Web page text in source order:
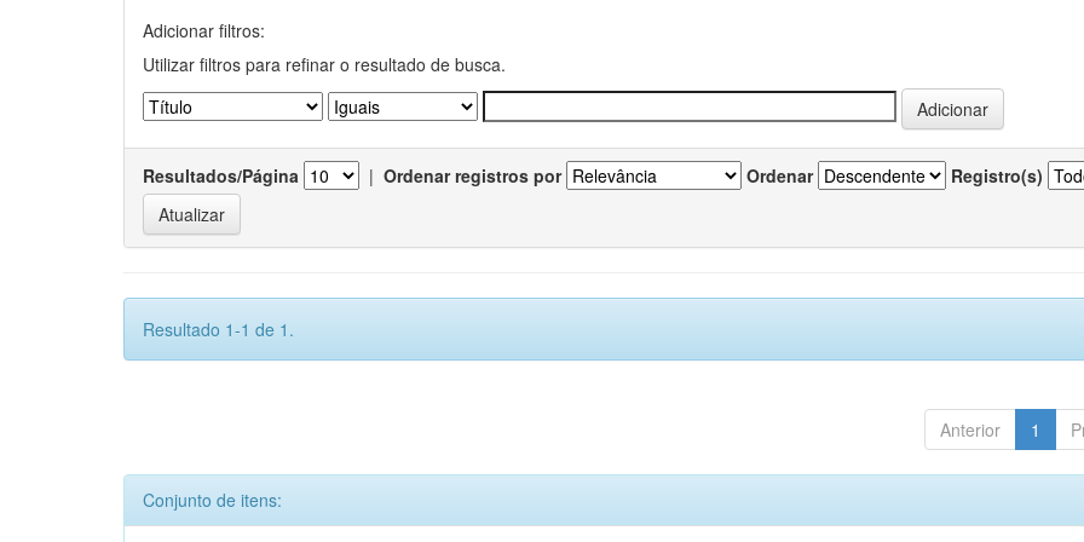
Adicionar filtros:
Utilizar filtros para refinar o resultado de busca.
Resultados/Página | Ordenar registros por Ordenar Registro(s)
Resultado 1-1 de 1.
Anterior 1
Conjunto de itens: